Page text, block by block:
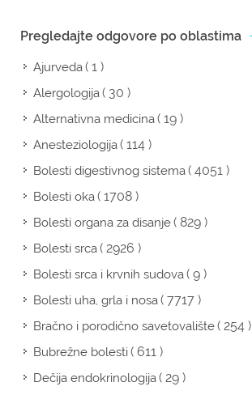
Pregledajte odgovore po oblastima
Ajurveda( 1 )
Alergologija( 30 )
Alternativna medicina( 19 )
Anesteziologija( 114 )
Bolesti digestivnog sistema( 4051 )
Bolesti oka( 1708 )
Bolesti organa za disanje( 829 )
Bolesti srca( 2926 )
Bolesti srca i krvnih sudova( 9 )
Bolesti uha, grla i nosa( 7717 )
Bračno i porodično savetovalište( 254 )
Bubrežne bolesti( 611 )
Dečija endokrinologija( 29 )